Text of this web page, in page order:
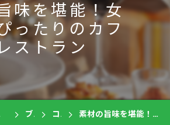
味を堪能！女
ったりのカフ
ストラン
ブログ コラム 素材の旨味を堪能！女子会にぴったりのカフェレストラン